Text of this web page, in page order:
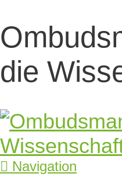
die
Navigation
Artikel
in